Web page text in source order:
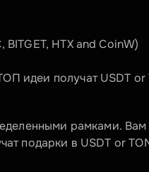
BITGET, HTX and CoinW)
идеи получат USDT or
рамками.
подарки в USDT or